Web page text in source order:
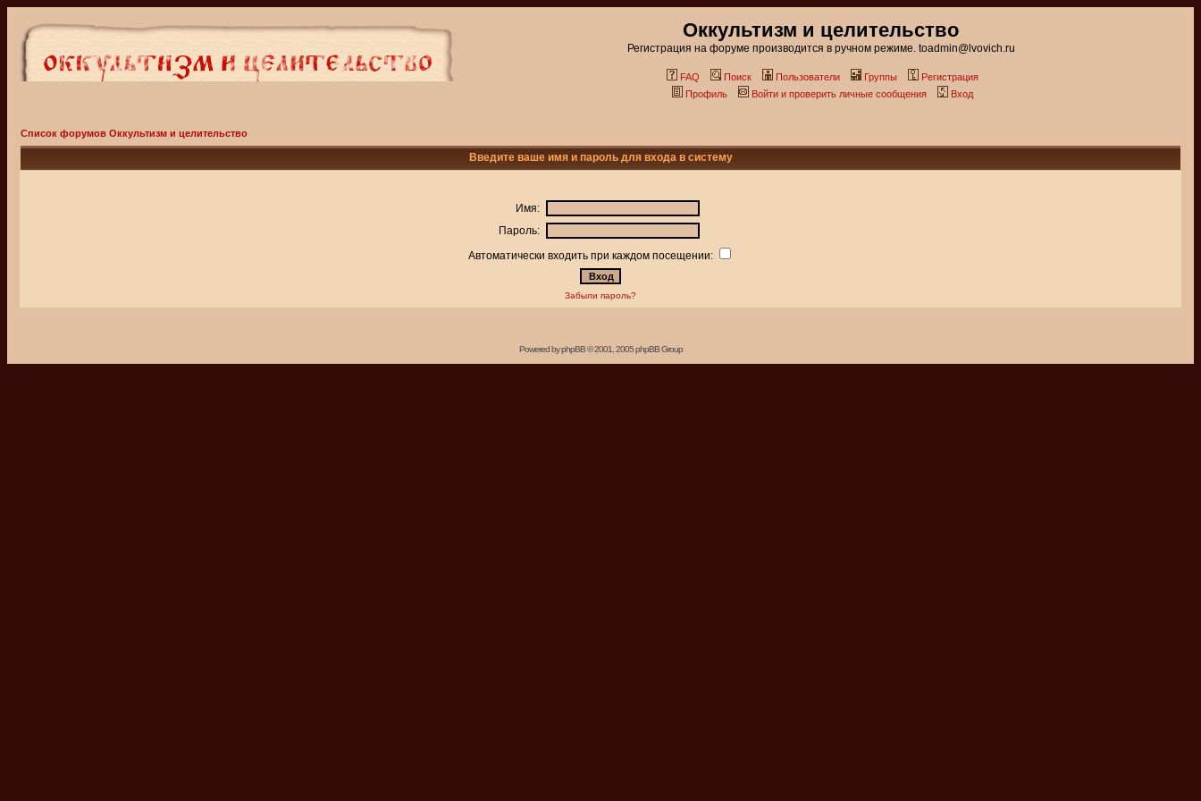
Оккультизм и целительство
Регистрация на форуме производится в ручном режиме. toadmin@lvovich.ru
FAQ Поиск Пользователи Группы
Регистрация
Профиль
Войти и проверить личные сообщения Вход
Список форумов Оккультизм и целительство
Введите ваше имя и пароль для входа в систему
Имя:
Пароль:
Автоматически входить при каждом посещении:
Забыли пароль?
Powered byphpBB© 2001, 2005 phpBB Group